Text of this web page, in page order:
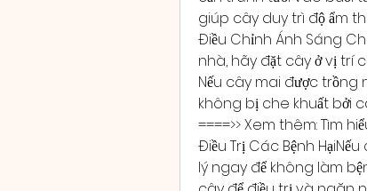
giúp cây duy trì độ ẩm
Điều Chỉnh Ánh Sáng
nhà, hãy đặt cây ở vị trí
Nếu cây mai được
không bị che khuất bởi
====>> Xem thêm: Tìm
Điều Trị Các Bệnh
lý ngay để không làm